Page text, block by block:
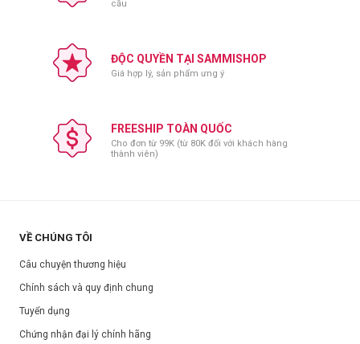
cầu
ĐỘC QUYỀN TẠI SAMMISHOP
Giá hợp lý, sản phẩm ưng ý
FREESHIP TOÀN QUỐC
Cho đơn từ 99K (từ 80K đối với khách hàng
thành viên)
VỀ CHÚNG TÔI
Câu chuyện thương hiệu
Chính sách và quy định chung
Tuyển dụng
Chứng nhận đại lý chính hãng